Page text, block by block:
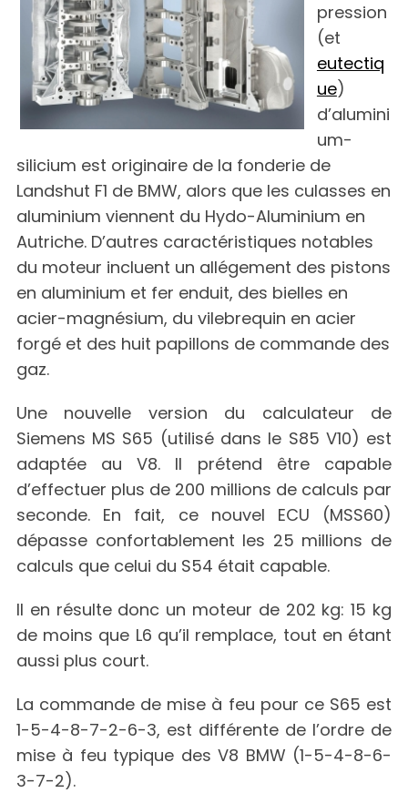
pression
(et
eutectiq
ue)
d’alumini
um-
silicium est originaire de la fonderie de
Landshut F1 de BMW, alors que les culasses en
aluminium viennent du Hydo-Aluminium en
Autriche. D’autres caractéristiques notables
du moteur incluent un allégement des pistons
en aluminium et fer enduit, des bielles en
acier-magnésium, du vilebrequin en acier
forgé et des huit papillons de commande des
gaz.
Une nouvelle version du calculateur de
Siemens MS S65 (utilisé dans le S85 V10) est
adaptée au V8. Il prétend être capable
d’effectuer plus de 200 millions de calculs par
seconde. En fait, ce nouvel ECU (MSS60)
dépasse confortablement les 25 millions de
calculs que celui du S54 était capable.
Il en résulte donc un moteur de 202 kg: 15 kg
de moins que L6 qu’il remplace, tout en étant
aussi plus court.
La commande de mise à feu pour ce S65 est
1-5-4-8-7-2-6-3, est différente de l’ordre de
mise à feu typique des V8 BMW (1-5-4-8-6-
3-7-2).